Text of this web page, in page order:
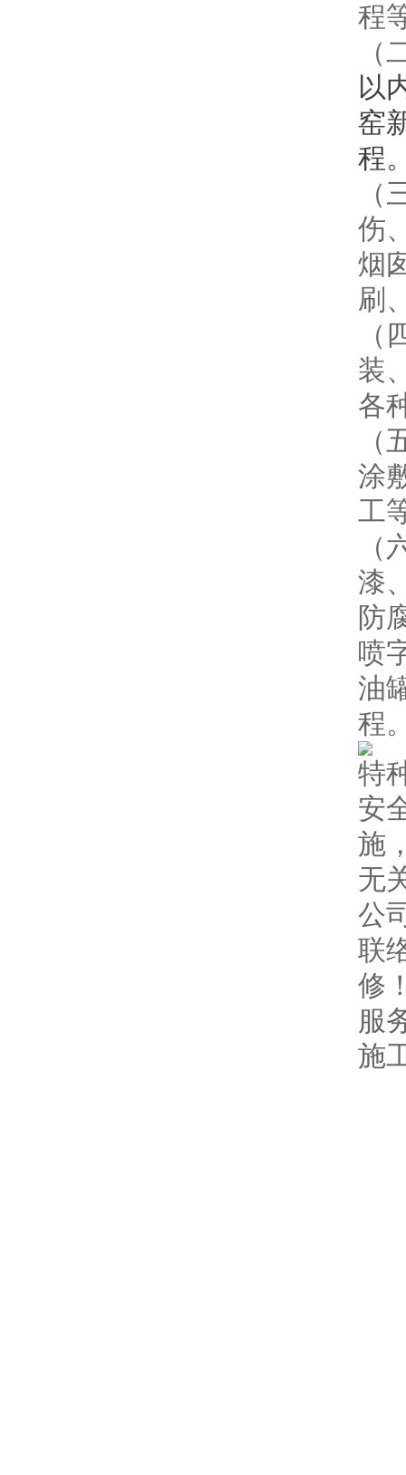
程
（
以
窑
程
伤
烟
刷
装
各
涂
工
漆
防
喷
油
程
特
安
施
无
公
联
修
服
施